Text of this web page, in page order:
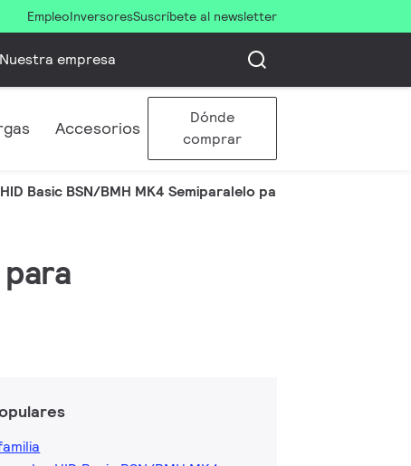
EmpleoInversoresSuscríbete al newsletter
Nuestra empresa
Accesorios
Dónde
comprar
HID Basic BSN/BMH MK4 Semiparalelo para SON/CDO/CDM/